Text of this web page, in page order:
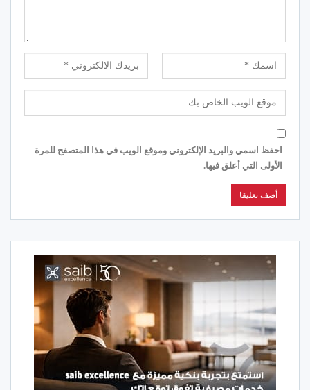
احفظ اسمي والبريد الإلكتروني وموقع الويب في هذا المتصفح للمرة
الأولى التي أعلق فيها.